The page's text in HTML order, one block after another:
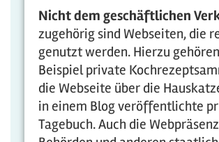
Nicht dem geschäftlichen
zugehörig sind Webseiten, die
genutzt werden. Hierzu
Beispiel private
die Webseite über die
in einem Blog veröffentlichte
Tagebuch. Auch die